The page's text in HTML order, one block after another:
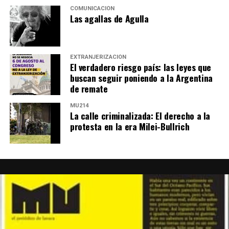
“Ningún jugador es tan bueno como todos juntos”.
Walter saluda con un beso, sonríe y se mete en la
marcha.
COMUNICACIÓN
Las agallas de Agulla
EXTRANJERIZACIÓN
El verdadero riesgo país: las leyes que
buscan seguir poniendo a la Argentina
de remate
MU214
La calle criminalizada: El derecho a la
protesta en la era Milei-Bullrich